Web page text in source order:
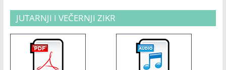
JUTARNJI I VEČERNJI ZIKR